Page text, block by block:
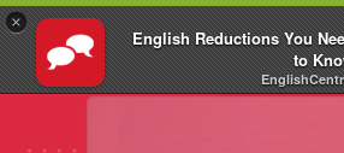
×
English Reductions You
to
الدخول